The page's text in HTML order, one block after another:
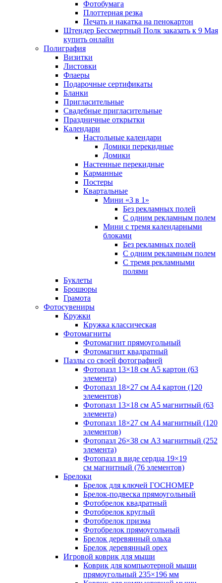
Фотобумага
Плоттерная резка
Печать и накатка на пенокартон
Штендер Бессмертный Полк заказать к 9 Мая
купить онлайн
Полиграфия
Визитки
Листовки
Флаеры
Подарочные сертификаты
Бланки
Пригласительные
Свадебные пригласительные
Праздничные открытки
Календари
Настольные календари
Домики перекидные
Домики
Настенные перекидные
Карманные
Постеры
Квартальные
Мини «3 в 1»
Без рекламных полей
С одним рекламным полем
Мини с тремя календарными
блоками
Без рекламных полей
С одним рекламным полем
С тремя рекламными
полями
Буклеты
Брошюры
Грамота
Фотосувениры
Кружки
Кружка классическая
Фотомагниты
Фотомагнит прямоугольный
Фотомагнит квадратный
Пазлы со своей фотографией
Фотопазл 13×18 см А5 картон (63
элемента)
Фотопазл 18×27 см А4 картон (120
элементов)
Фотопазл 13×18 см А5 магнитный (63
элемента)
Фотопазл 18×27 см А4 магнитный (120
элементов)
Фотопазл 26×38 см А3 магнитный (252
элемента)
Фотопазл в виде сердца 19×19
см магнитный (76 элементов)
Брелоки
Брелок для ключей ГОСНОМЕР
Брелок-подвеска прямоугольный
Фотобрелок квадратный
Фотобрелок круглый
Фотобрелок призма
Фотобрелок прямоугольный
Брелок деревянный ольха
Брелок деревянный орех
Игровой коврик для мыши
Коврик для компьютерной мыши
прямоугольный 235×196 мм